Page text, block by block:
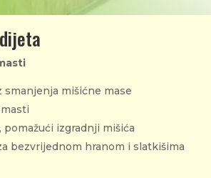
smanjenja mišićne mase
izgradnji mišića
bezvrijednom hranom i slatkišima